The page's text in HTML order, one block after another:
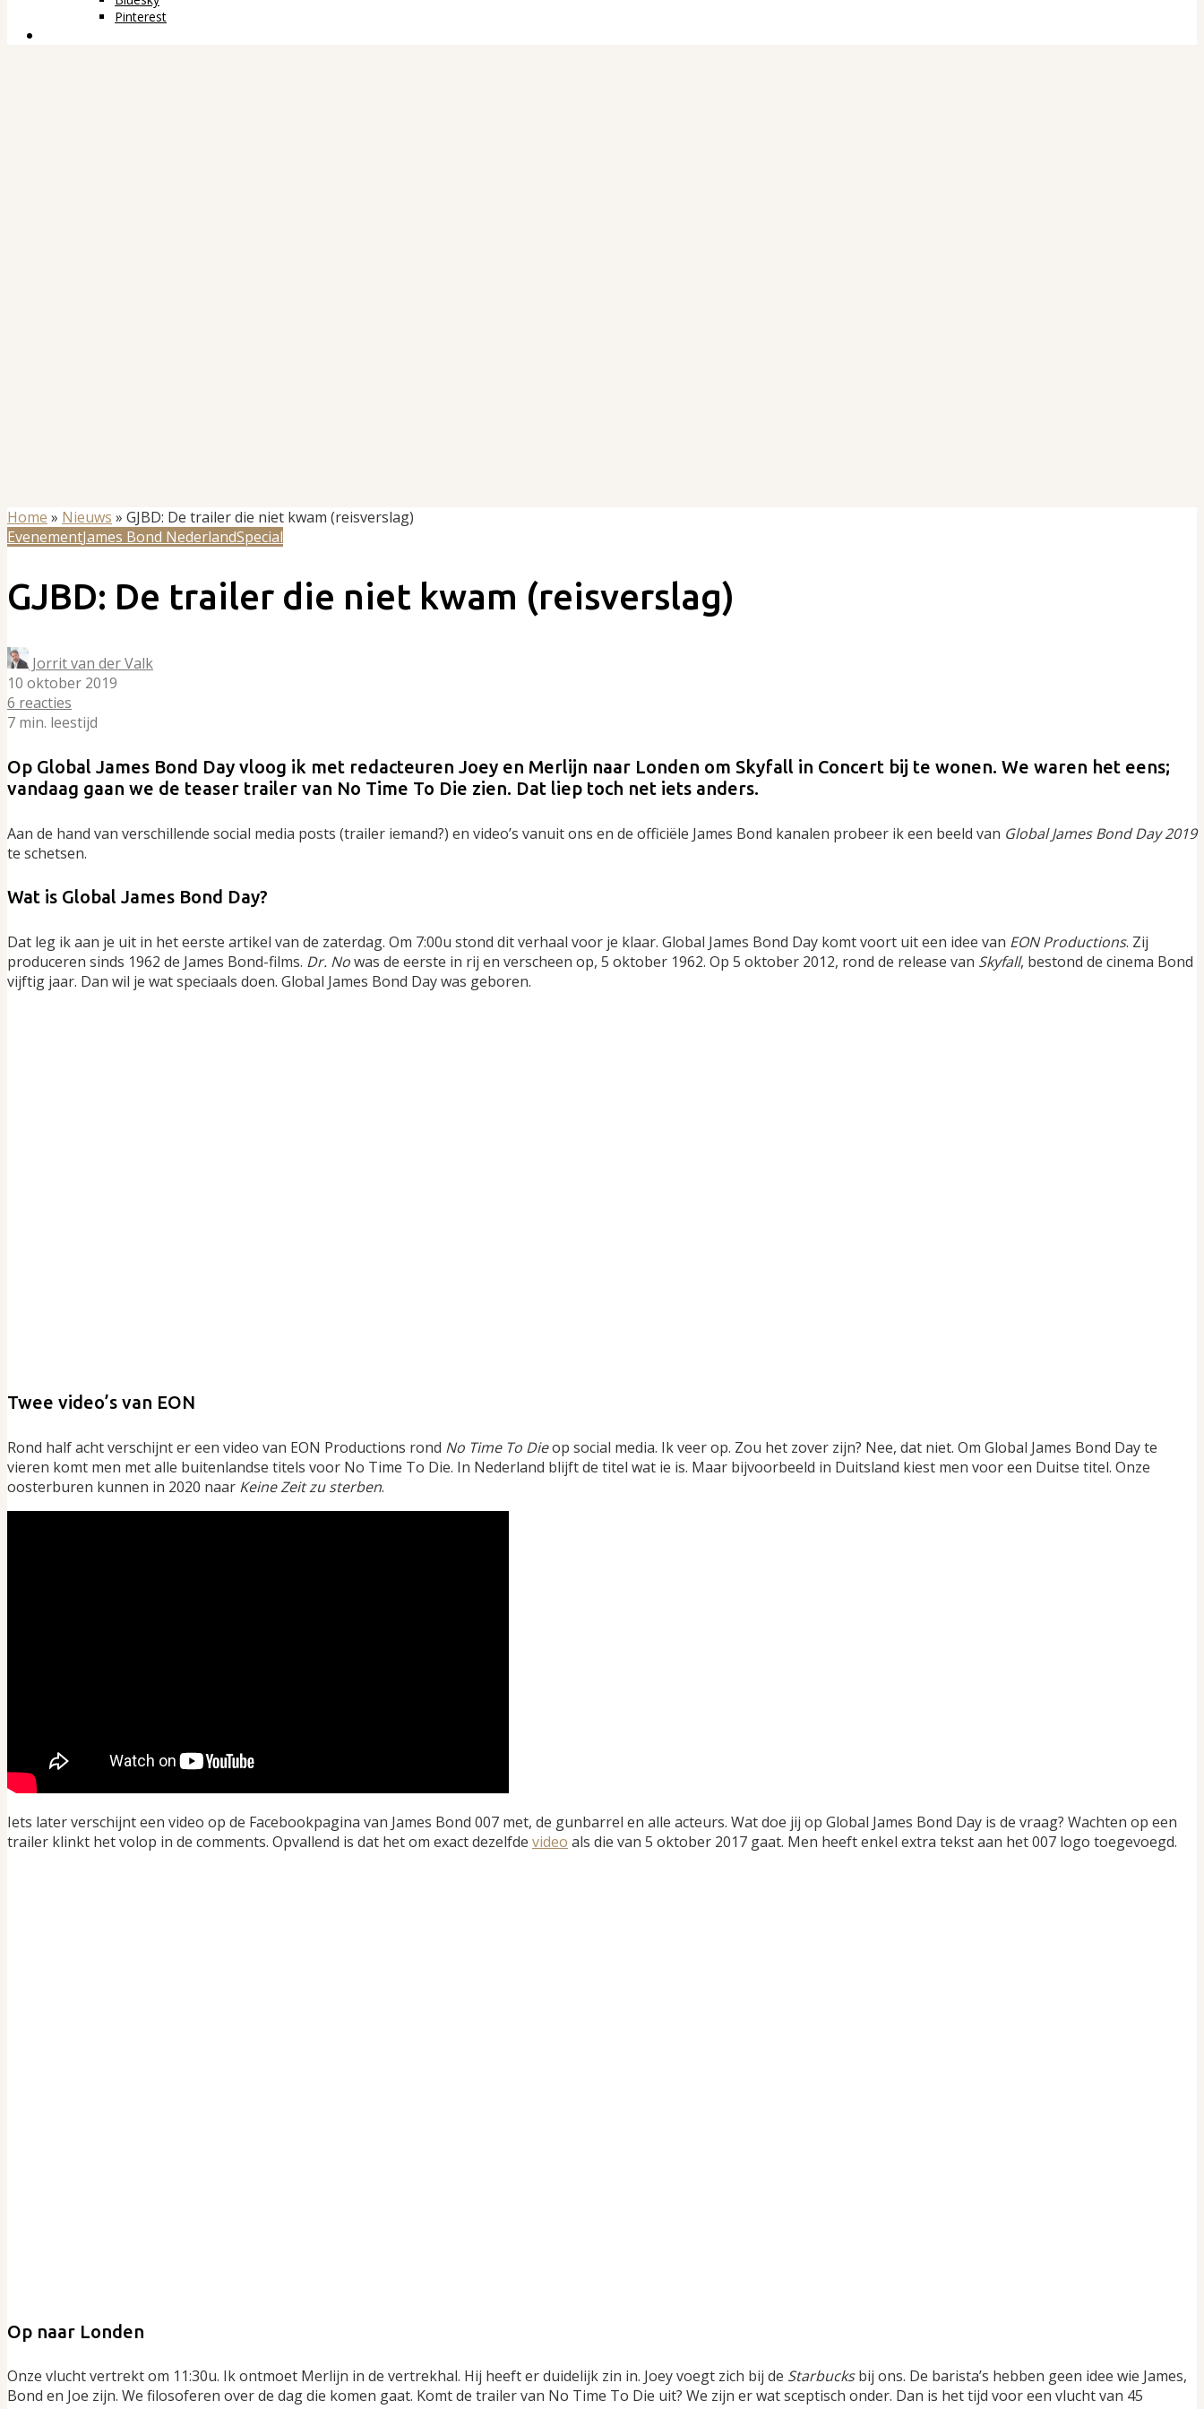
Pinterest
Home » Nieuws » GJBD: De trailer die niet kwam (reisverslag)
EvenementJames Bond NederlandSpecial
GJBD: De trailer die niet kwam (reisverslag)
Jorrit van der Valk
10 oktober 2019
6 reacties
7 min. leestijd
Op Global James Bond Day vloog ik met redacteuren Joey en Merlijn naar Londen om Skyfall in Concert bij te wonen. We waren het eens;
vandaag gaan we de teaser trailer van No Time To Die zien. Dat liep toch net iets anders.
Aan de hand van verschillende social media posts (trailer iemand?) en video’s vanuit ons en de officiële James Bond kanalen probeer ik een beeld van Global James Bond Day 2019
te schetsen.
Wat is Global James Bond Day?
Dat leg ik aan je uit in het eerste artikel van de zaterdag. Om 7:00u stond dit verhaal voor je klaar. Global James Bond Day komt voort uit een idee van EON Productions. Zij
produceren sinds 1962 de James Bond-films. Dr. Nowas de eerste in rij en verscheen op, 5 oktober 1962. Op 5 oktober 2012, rond de release van Skyfall, bestond de cinema Bond
vijftig jaar. Dan wil je wat speciaals doen. Global James Bond Day was geboren.
Twee video’s van EON
Rond half acht verschijnt er een video van EON Productions rond No Time To Dieop social media. Ik veer op. Zou het zover zijn? Nee, dat niet. Om Global James Bond Day te
vieren komt men met alle buitenlandse titels voor No Time To Die. In Nederland blijft de titel wat ie is. Maar bijvoorbeeld in Duitsland kiest men voor een Duitse titel. Onze
oosterburen kunnen in 2020 naar Keine Zeit zu sterben.
Iets later verschijnt een video op de Facebookpagina van James Bond 007 met, de gunbarrel en alle acteurs. Wat doe jij op Global James Bond Day is de vraag? Wachten op een
trailer klinkt het volop in de comments. Opvallend is dat het om exact dezelfde video als die van 5 oktober 2017 gaat. Men heeft enkel extra tekst aan het 007 logo toegevoegd.
Op naar Londen
Onze vlucht vertrekt om 11:30u. Ik ontmoet Merlijn in de vertrekhal. Hij heeft er duidelijk zin in. Joey voegt zich bij de Starbucksbij ons. De barista’s hebben geen idee wie James,
Bond en Joe zijn. We filosoferen over de dag die komen gaat. Komt de trailer van No Time To Die uit? We zijn er wat sceptisch onder. Dan is het tijd voor een vlucht van 45